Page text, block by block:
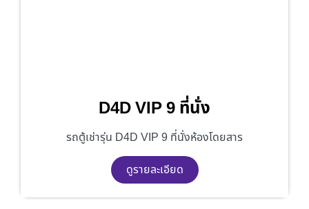
D4D VIP 9 ที่นั่ง
รถตู้เช่ารุ่น D4D VIP 9 ที่นั่งห้องโดยสาร
ดูรายละเอียด